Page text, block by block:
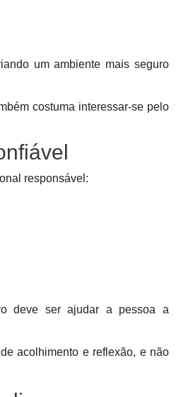
um ambiente mais seguro
costuma interessar-se pelo
responsável:
deve ser ajudar a pessoa a
acolhimento e reflexão, e não